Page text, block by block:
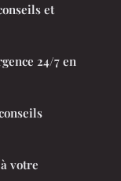
et
24/7 en
votre